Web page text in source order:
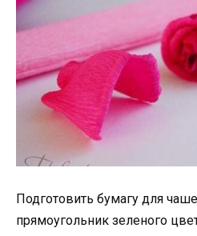
Подготовить бумагу для
прямоугольник зеленого